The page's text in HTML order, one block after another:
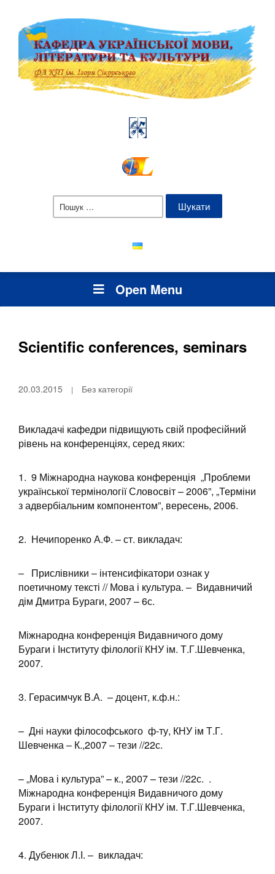
Пошук:
Open Menu
Scientific conferences, seminars
20.03.2015 Без категорії
Викладачі кафедри підвищують свій професійний
рівень на конференціях, серед яких:
1. 9 Міжнародна наукова конференція „Проблеми
української термінології Словосвіт – 2006”, „Терміни
з адвербіальним компонентом”, вересень, 2006.
2. Нечипоренко А.Ф. – ст. викладач:
– Прислівники – інтенсифікатори ознак у
поетичному тексті // Мова і культура. – Видавничий
дім Дмитра Бураги, 2007 – 6с.
Міжнародна конференція Видавничого дому
Бураги і Інституту філології КНУ ім. Т.Г.Шевченка,
2007.
3. Герасимчук В.А. – доцент, к.ф.н.:
– Дні науки філософського ф-ту, КНУ ім Т.Г.
Шевченка – К.,2007 – тези //22с.
– „Мова і культура” – к., 2007 – тези //22с. .
Міжнародна конференція Видавничого дому
Бураги і Інституту філології КНУ ім. Т.Г.Шевченка,
2007.
4. Дубенюк Л.І. – викладач: